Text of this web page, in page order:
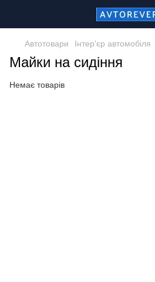
Автотовари Інтер'єр автомобіля
Майки на сидіння
Немає товарів